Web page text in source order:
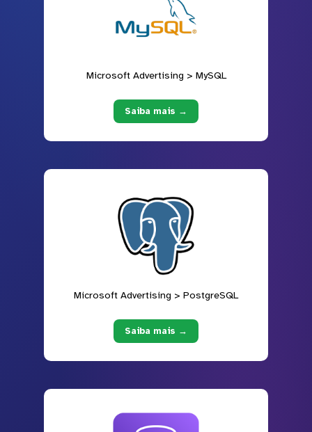
Microsoft Advertising > MySQL
Saiba mais →
Microsoft Advertising > PostgreSQL
Saiba mais →